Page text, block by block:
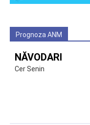
Prognoza ANM
NĂVODARI
Cer Senin